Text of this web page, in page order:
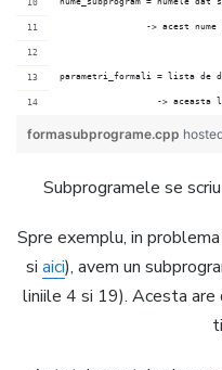
-> acest nume
parametri_formali = lista de
-> aceasta
formasubprograme.cpp
Subprogramele se
Spre exemplu, in
si aici), avem un
liniile 4 si 19). Acesta are